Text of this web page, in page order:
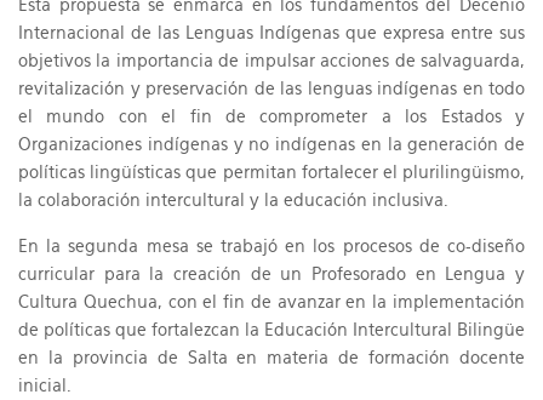
Esta propuesta se enmarca en los fundamentos del Decenio
Internacional de las Lenguas Indígenas que expresa entre sus
objetivos la importancia de impulsar acciones de salvaguarda,
revitalización y preservación de las lenguas indígenas en todo
el mundo con el fin de comprometer a los Estados y
Organizaciones indígenas y no indígenas en la generación de
políticas lingüísticas que permitan fortalecer el plurilingüismo,
la colaboración intercultural y la educación inclusiva.
En la segunda mesa se trabajó en los procesos de co-diseño
curricular para la creación de un Profesorado en Lengua y
Cultura Quechua, con el fin de avanzar en la implementación
de políticas que fortalezcan la Educación Intercultural Bilingüe
en la provincia de Salta en materia de formación docente
inicial.